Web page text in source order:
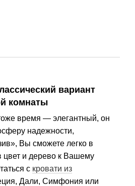
вариант
комнаты
время — элегантный, он
надежности,
Вы сможете легко в
цвет и дерево к Вашему
с кровати из
Дали, Симфония или